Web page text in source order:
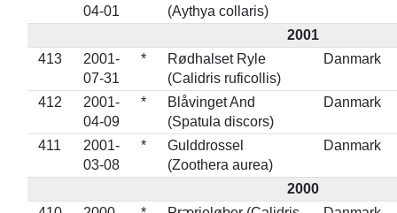
04-01
(Aythya collaris)
2001
413
2001-
07-31
*
Rødhalset Ryle
(Calidris ruficollis)
Danmark
412
2001-
04-09
*
Blåvinget And
(Spatula discors)
Danmark
411
2001-
03-08
*
Gulddrossel
(Zoothera aurea)
Danmark
2000